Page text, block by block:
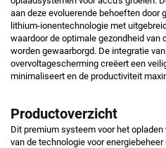
aan deze evoluerende behoeften door
lithium-ionentechnologie met
waardoor de optimale gezondheid van
worden gewaarborgd. De integratie
overvoltagescherming creëert een
minimaliseert en de productiviteit
Productoverzicht
Dit premium systeem voor het
van de technologie voor